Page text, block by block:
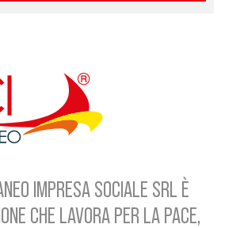
IMPRESA SOCIALE SRL È
CHE LAVORA PER LA PACE,